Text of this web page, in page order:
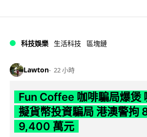
科技娛樂 生活科技 區塊鏈
Lawton 22 小時
Fun Coffee 咖啡騙局爆煲
擬貨幣投資騙局 港澳警拘
9,400 萬元